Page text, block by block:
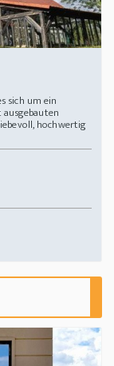
sich um ein
hochwertig